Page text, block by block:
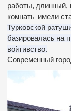
работы, длинный,
комнаты имели
Турковской
базировалась на
войтивство.
Современный